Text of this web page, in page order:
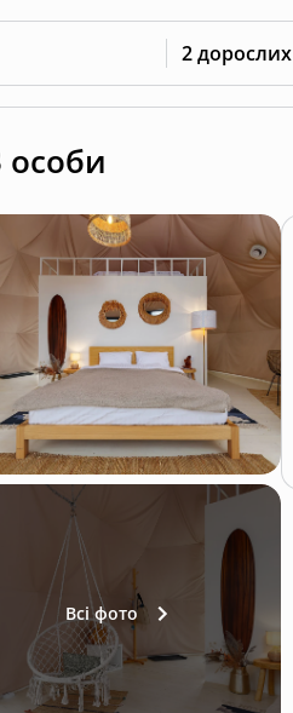
2 дорослих
особи
Всі фото